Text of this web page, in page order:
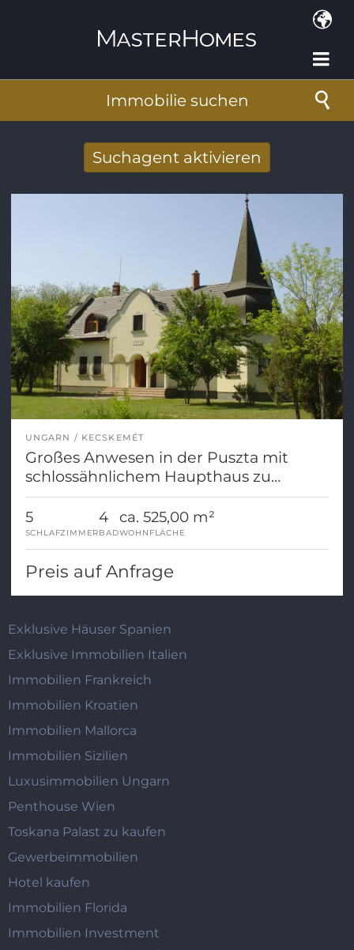
Immobilie suchen
Suchagent aktivieren
UNGARN KECSKEMÉT
Großes Anwesen in der Puszta mit
schlossähnlichem Haupthaus zu
verkaufen
5
SCHLAFZIMMER
4
BAD
ca. 525,00 m²
WOHNFLÄCHE
Preis auf Anfrage
Exklusive Häuser Spanien
Exklusive Immobilien Italien
Immobilien Frankreich
Immobilien Kroatien
Immobilien Mallorca
Immobilien Sizilien
Luxusimmobilien Ungarn
Penthouse Wien
Toskana Palast zu kaufen
Gewerbeimmobilien
Hotel kaufen
Immobilien Florida
Immobilien Investment